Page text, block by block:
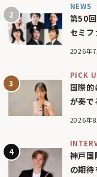
NEWS
第50
セミ
2026年
PICK
国際
が奏で
2026年
神戸国
の期待